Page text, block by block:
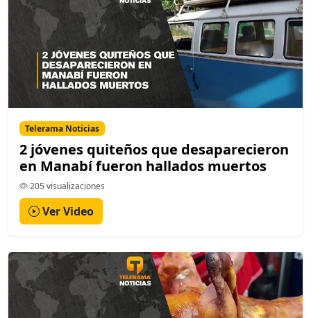
Telerama Noticias
2 jóvenes quiteños que desaparecieron
en Manabí fueron hallados muertos
205 visualizaciones
Ver Video